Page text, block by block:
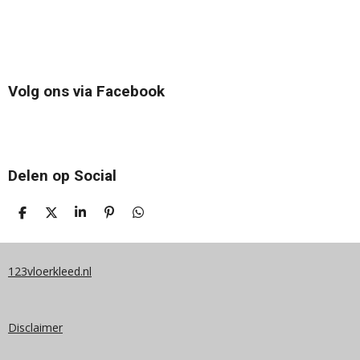
Volg ons via Facebook
Delen op Social
D
L
N
D
E
S
A
E
P
N
D
L
123vloerkleed.nl
Disclaimer